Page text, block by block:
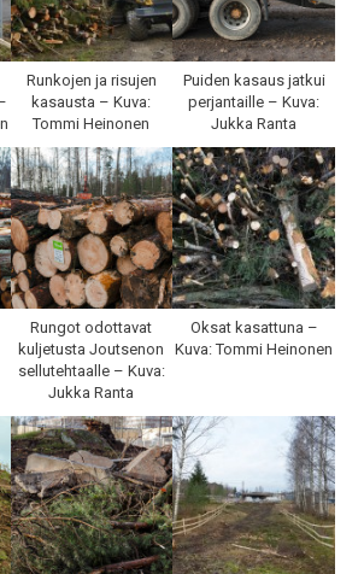
Runkojen ja risujen
kasausta – Kuva:
Tommi Heinonen
Puiden kasaus jatkui
perjantaille – Kuva:
Jukka Ranta
Rungot odottavat
kuljetusta Joutsenon
sellutehtaalle – Kuva:
Jukka Ranta
Oksat kasattuna –
Kuva: Tommi Heinonen